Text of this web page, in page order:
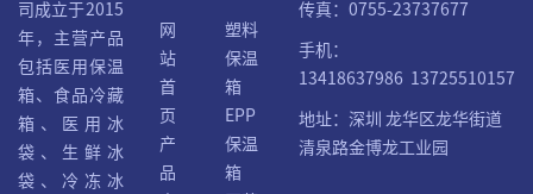
司成立于2015
年，主营产品
包括医用保温
箱、食品冷藏
箱、医用冰
袋、生鲜冰
袋、冷冻冰
网
站
首
页
产
品
塑料
保温
箱
EPP
保温
箱
传真：0755-23737677
手机：
13418637986 13725510157
地址：深圳 龙华区龙华街道
清泉路金博龙工业园